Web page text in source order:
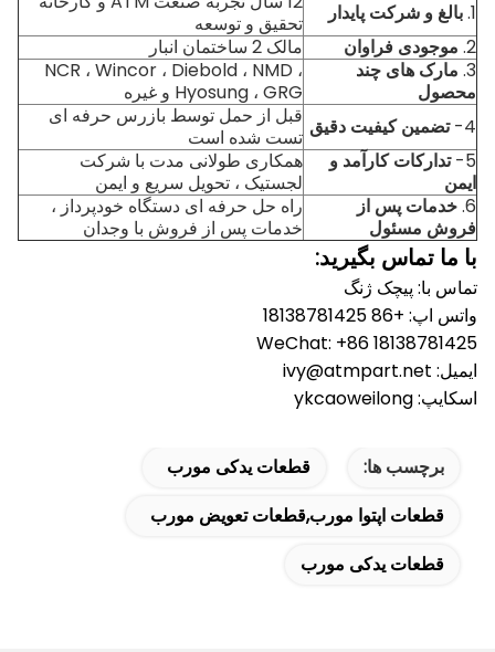
1. بالغ و شرکت پایدار
تحقیق و توسعه
2. موجودی فراوان
مالک 2 ساختمان انبار
3. مارک های چند
محصول
NCR ، Wincor ، Diebold ، NMD ،
Hyosung ، GRG و غیره
4-
تضمین کیفیت دقیق قبل از حمل توسط بازرس حرفه ای
تست شده است
5-
تدارکات کارآمد و
ایمن
همکاری طولانی مدت با شرکت
لجستیک ، تحویل سریع و ایمن
6. خدمات پس از
فروش مسئول
راه حل حرفه ای دستگاه خودپرداز ،
خدمات پس از فروش با وجدان
با ما تماس بگیرید:
تماس با: پیچک ژنگ
واتس اپ: +86 18138781425
WeChat: +86 18138781425
ایمیل: ivy@atmpart.net
اسکایپ: ykcaoweilong
برچسب ها:
قطعات یدکی مورب
قطعات اپتوا مورب,قطعات تعویض مورب
قطعات یدکی مورب